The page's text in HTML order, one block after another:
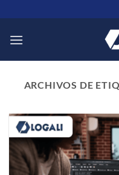
al
contenido
ARCHIVOS DE